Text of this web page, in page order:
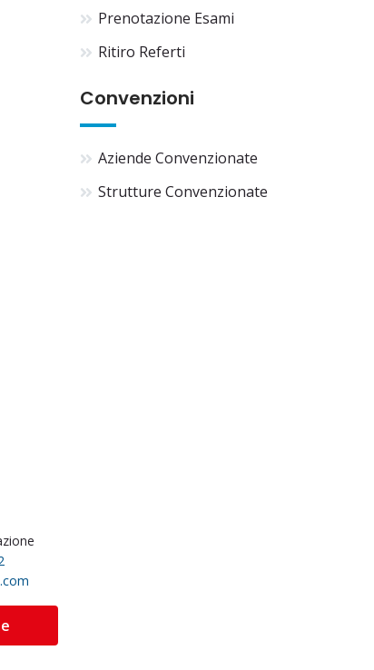
Prenotazione Esami
Ritiro Referti
Convenzioni
Aziende Convenzionate
Strutture Convenzionate